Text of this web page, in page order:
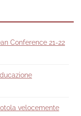
Conference 21-22
velocemente